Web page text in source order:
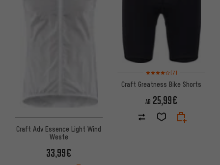
Craft Adv Essence Light Wind
Weste
33,99€
Bewertungen: 4 von 5
(7)
Craft Greatness Bike Shorts
AB 25,99€